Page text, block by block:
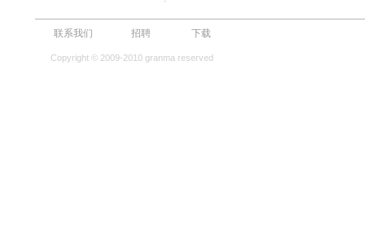
联系我们 招聘 下载
Copyright © 2009-2010 granma reserved